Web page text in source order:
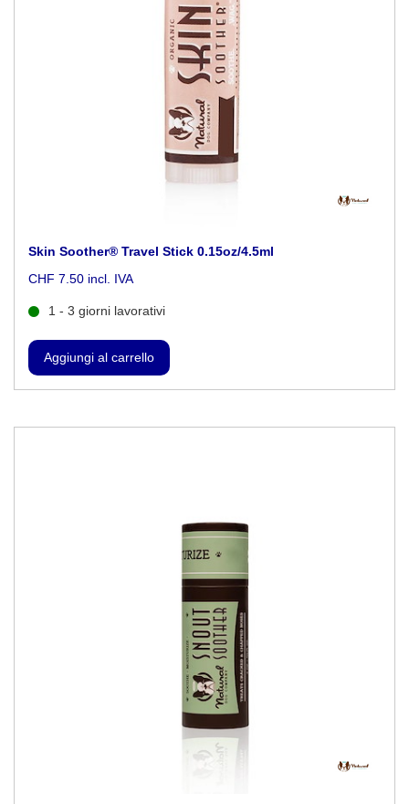
Skin Soother® Travel Stick 0.15oz/4.5ml
CHF 7.50 incl. IVA
1 - 3 giorni lavorativi